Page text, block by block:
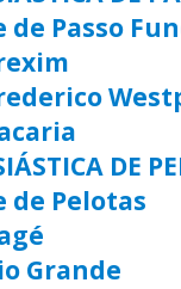
Passo
DE
de Pelotas
Grande